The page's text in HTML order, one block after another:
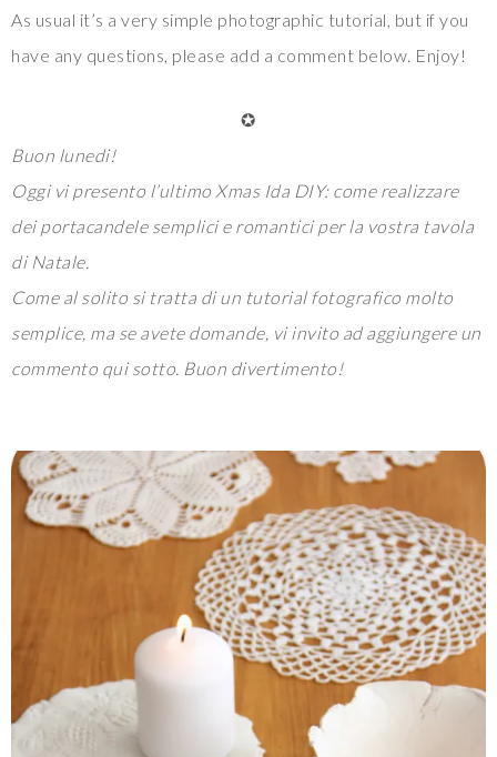
As usual it’s a very simple photographic tutorial, but if you
have any questions, please add a comment below. Enjoy!
✪
Buon lunedi!
Oggi vi presento l’ultimo Xmas Ida DIY: come realizzare
dei portacandele semplici e romantici per la vostra tavola
di Natale.
Come al solito si tratta di un tutorial fotografico molto
semplice, ma se avete domande, vi invito ad aggiungere un
commento qui sotto. Buon divertimento!